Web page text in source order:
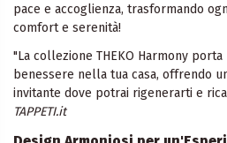
pace e accoglienza, trasformando
comfort e serenità!
"La collezione THEKO Harmony
benessere nella tua casa, offrendo
invitante dove potrai rigenerarti e
TAPPETI.it